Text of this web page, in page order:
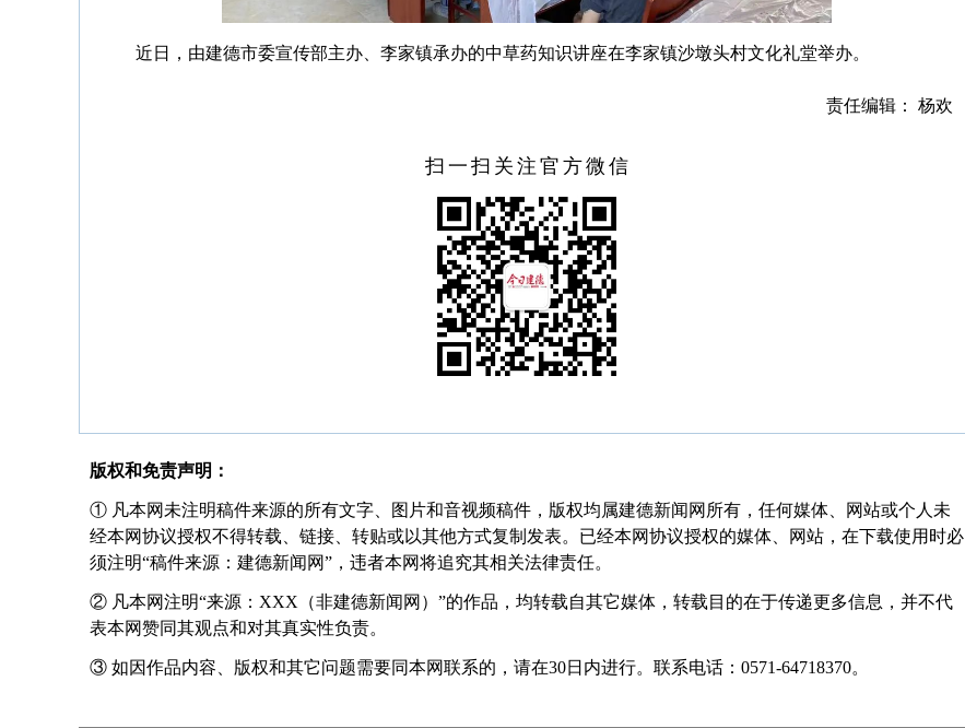
近日，由建德市委宣传部主办、李家镇承办的中草药知识讲座在李家镇沙墩头村文化礼堂举办。
责任编辑： 杨欢
扫一扫关注官方微信
版权和免责声明：
① 凡本网未注明稿件来源的所有文字、图片和音视频稿件，版权均属建德新闻网所有，任何媒体、网站或个人未
经本网协议授权不得转载、链接、转贴或以其他方式复制发表。已经本网协议授权的媒体、网站，在下载使用时必
须注明“稿件来源：建德新闻网”，违者本网将追究其相关法律责任。
② 凡本网注明“来源：XXX（非建德新闻网）”的作品，均转载自其它媒体，转载目的在于传递更多信息，并不代
表本网赞同其观点和对其真实性负责。
③ 如因作品内容、版权和其它问题需要同本网联系的，请在30日内进行。联系电话：0571-64718370。